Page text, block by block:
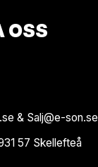
OSS
& Salj@e-son.se
57 Skellefteå